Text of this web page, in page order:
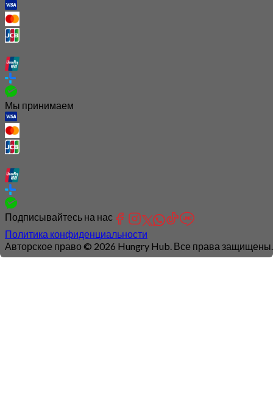
Мы принимаем
Подписывайтесь на нас
Политика конфиденциальности
Авторское право © 2026 Hungry Hub. Все права защищены.
Connection